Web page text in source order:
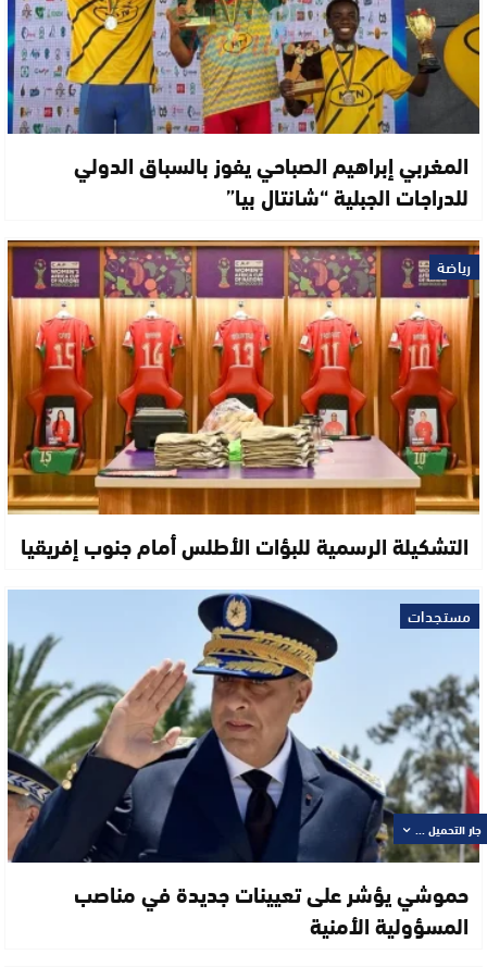
المغربي إبراهيم الصباحي يفوز بالسباق الدولي
للدراجات الجبلية “شانتال بيا”
رياضة
التشكيلة الرسمية للبؤات الأطلس أمام جنوب إفريقيا
مستجدات
حموشي يؤشر على تعيينات جديدة في مناصب
المسؤولية الأمنية
جار التحميل ...